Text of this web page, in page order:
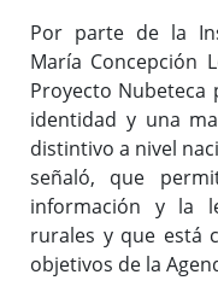
Por parte de la
María Concepción
Proyecto Nubeteca
identidad y una
distintivo a nivel
señaló, que
información y la
rurales y que está
objetivos de la